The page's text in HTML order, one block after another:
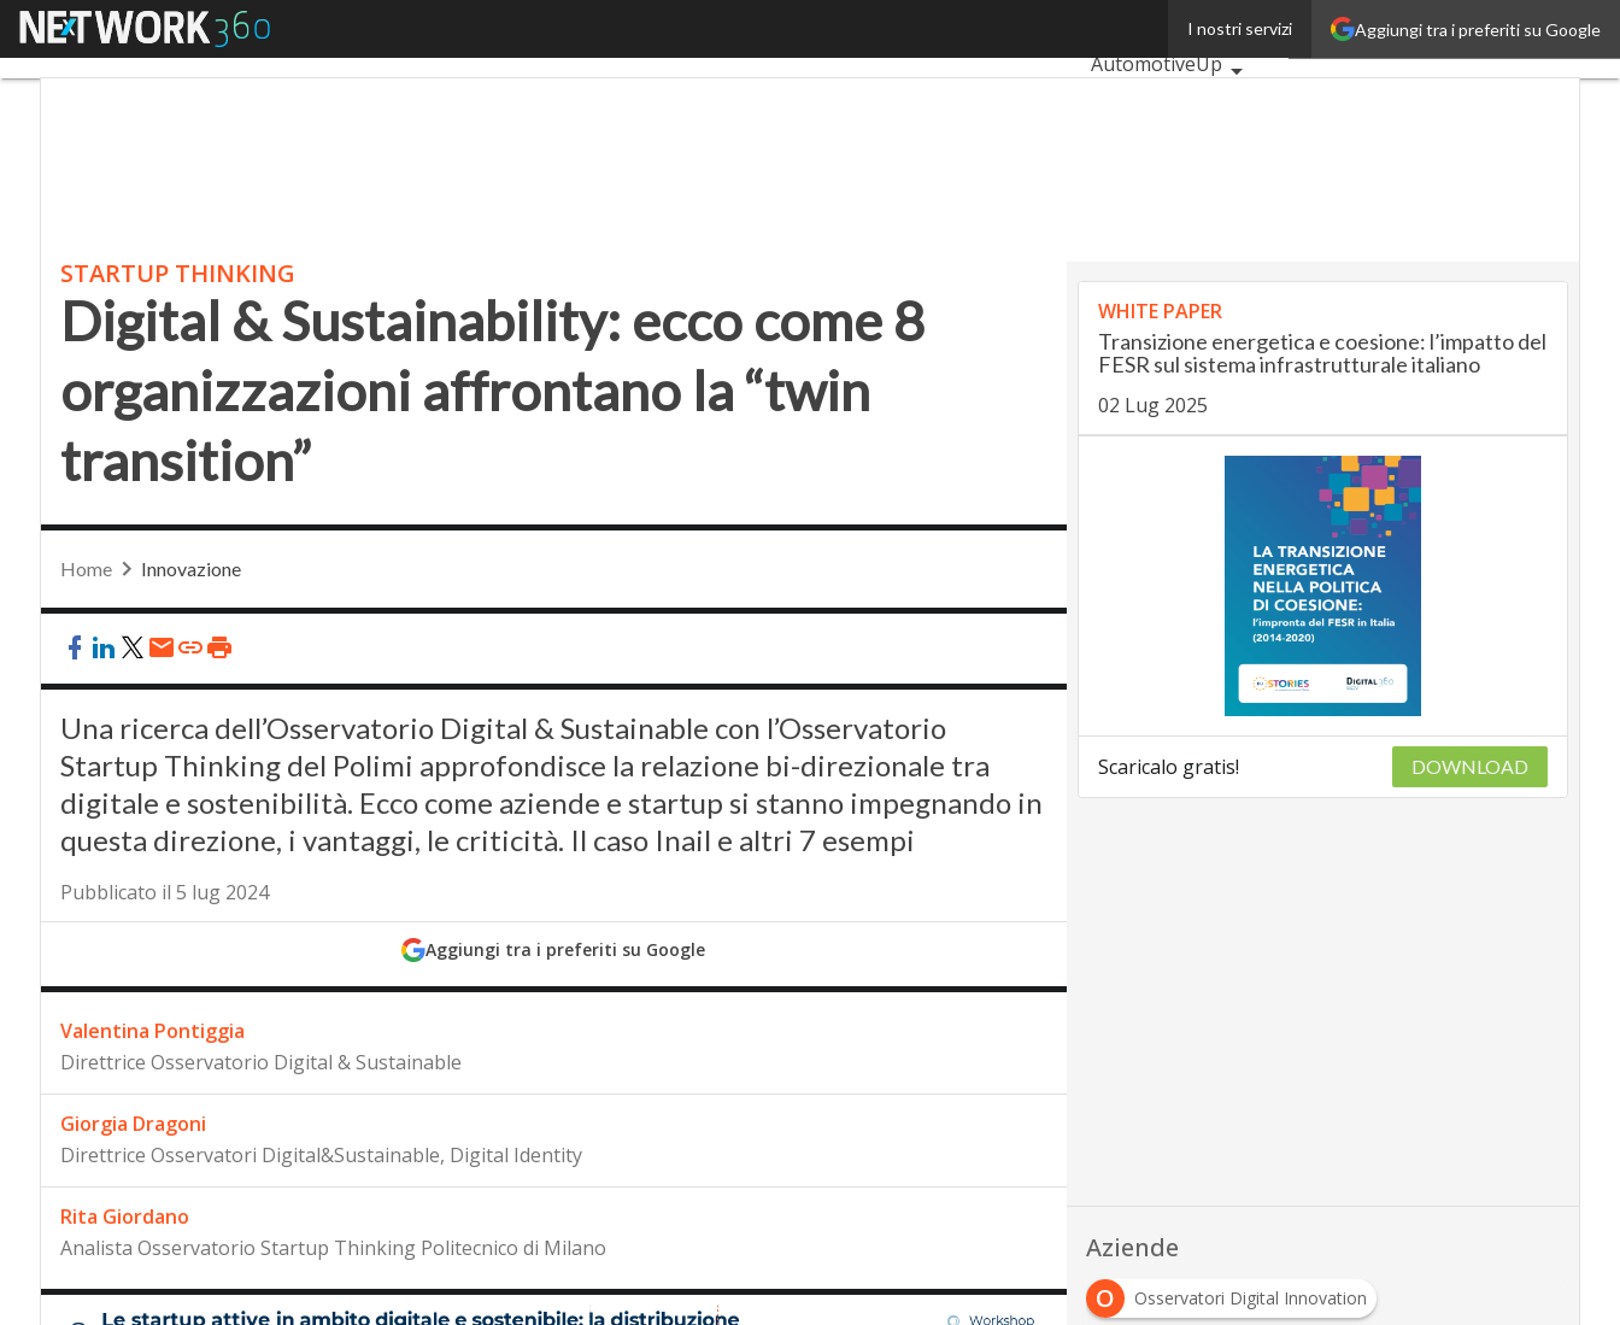
Aggiungi tra i preferiti su Google
I nostri servizi
Menu
Ultimi articoli
AutomotiveUp
STARTUP THINKING
Digital & Sustainability: ecco come 8
organizzazioni affrontano la “twin
transition”
Home Innovazione
Una ricerca dell’Osservatorio Digital & Sustainable con l’Osservatorio
Startup Thinking del Polimi approfondisce la relazione bi-direzionale tra
digitale e sostenibilità. Ecco come aziende e startup si stanno impegnando in
questa direzione, i vantaggi, le criticità. Il caso Inail e altri 7 esempi
Pubblicato il 5 lug 2024
Aggiungi tra i preferiti su Google
Valentina Pontiggia
Direttrice Osservatorio Digital & Sustainable
Giorgia Dragoni
Direttrice Osservatori Digital&Sustainable, Digital Identity
Rita Giordano
Analista Osservatorio Startup Thinking Politecnico di Milano
WHITE PAPER
Transizione energetica e coesione: l’impatto del
FESR sul sistema infrastrutturale italiano
02 Lug 2025
Scaricalo gratis! DOWNLOAD
Aziende
O
Osservatori Digital Innovation